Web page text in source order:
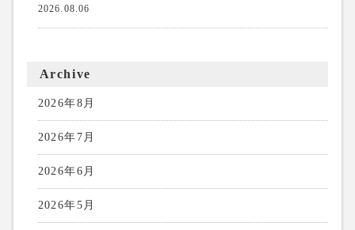
2026.08.06
Archive
2026年8月
2026年7月
2026年6月
2026年5月